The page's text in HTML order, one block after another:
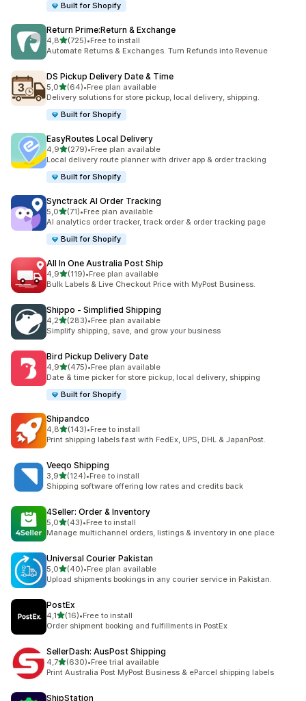
Built for Shopify
Return Prime:Return & Exchange
4,8de 5 estrelas
(725)
725 total de avaliações
•Free to install
Automate Returns & Exchanges. Turn Refunds into Revenue
DS Pickup Delivery Date & Time
5,0de 5 estrelas
(64)
64 total de avaliações
•Free plan available
Delivery solutions for store pickup, local delivery, shipping.
Built for Shopify
EasyRoutes Local Delivery
4,9de 5 estrelas
(279)
279 total de avaliações
•Free plan available
Local delivery route planner with driver app & order tracking
Built for Shopify
Synctrack AI Order Tracking
5,0de 5 estrelas
(71)
71 total de avaliações
•Free plan available
AI analytics order tracker, track order & order tracking page
Built for Shopify
All In One Australia Post Ship
4,9de 5 estrelas
(119)
119 total de avaliações
•Free plan available
Bulk Labels & Live Checkout Price with MyPost Business.
Shippo ‑ Simplified Shipping
4,2de 5 estrelas
(283)
283 total de avaliações
•Free plan available
Simplify shipping, save, and grow your business
Bird Pickup Delivery Date
4,9de 5 estrelas
(475)
475 total de avaliações
•Free plan available
Date & time picker for store pickup, local delivery, shipping
Built for Shopify
Shipandco
4,8de 5 estrelas
(143)
143 total de avaliações
•Free to install
Print shipping labels fast with FedEx, UPS, DHL & JapanPost.
Veeqo Shipping
3,9de 5 estrelas
(124)
124 total de avaliações
•Free to install
Shipping software offering low rates and credits back
4Seller: Order & Inventory
5,0de 5 estrelas
(43)
43 total de avaliações
•Free to install
Manage multichannel orders, listings & inventory in one place
Universal Courier Pakistan
5,0de 5 estrelas
(40)
40 total de avaliações
•Free plan available
Upload shipments bookings in any courier service in Pakistan.
PostEx
4,1de 5 estrelas
(16)
16 total de avaliações
•Free to install
Order shipment booking and fulfillments in PostEx
SellerDash: AusPost Shipping
4,7de 5 estrelas
(630)
630 total de avaliações
•Free trial available
Print Australia Post MyPost Business & eParcel shipping labels
ShipStation